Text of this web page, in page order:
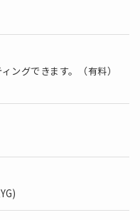
ングできます。（有料）